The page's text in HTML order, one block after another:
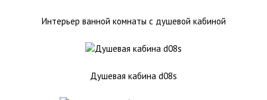
Интерьер ванной комнаты с душевой кабиной
Душевая кабина d08s